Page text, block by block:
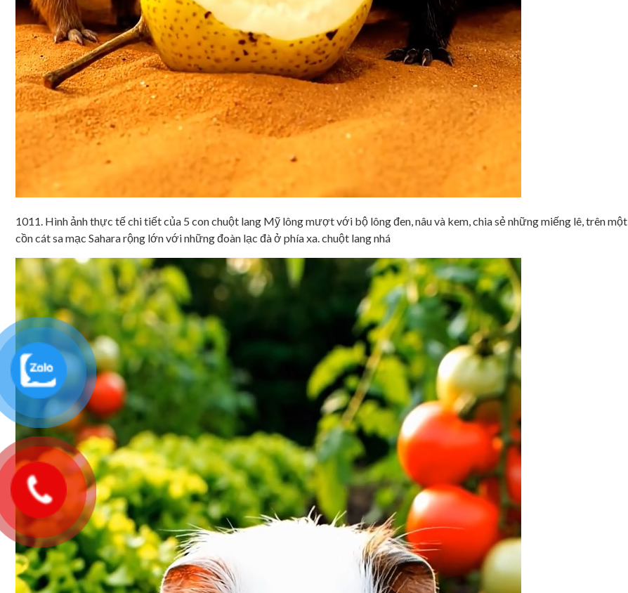
1011. Hình ảnh thực tế chi tiết của 5 con chuột lang Mỹ lông mượt với bộ lông đen, nâu và kem, chia sẻ những miếng lê, trên một
cồn cát sa mạc Sahara rộng lớn với những đoàn lạc đà ở phía xa. chuột lang nhá